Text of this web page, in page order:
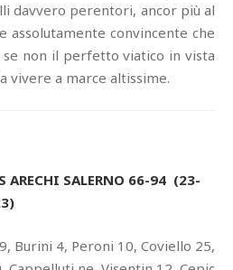
davvero perentori, ancor più al
assolutamente convincente che
non il perfetto viatico in vista
vivere a marce altissime.
ARECHI SALERNO 66-94 (23-
Burini 4, Peroni 10, Coviello 25,